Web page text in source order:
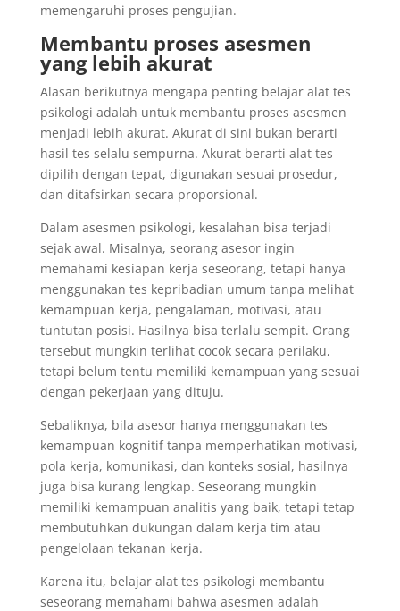
memengaruhi proses pengujian.
Membantu proses asesmen
yang lebih akurat
Alasan berikutnya mengapa penting belajar alat tes
psikologi adalah untuk membantu proses asesmen
menjadi lebih akurat. Akurat di sini bukan berarti
hasil tes selalu sempurna. Akurat berarti alat tes
dipilih dengan tepat, digunakan sesuai prosedur,
dan ditafsirkan secara proporsional.
Dalam asesmen psikologi, kesalahan bisa terjadi
sejak awal. Misalnya, seorang asesor ingin
memahami kesiapan kerja seseorang, tetapi hanya
menggunakan tes kepribadian umum tanpa melihat
kemampuan kerja, pengalaman, motivasi, atau
tuntutan posisi. Hasilnya bisa terlalu sempit. Orang
tersebut mungkin terlihat cocok secara perilaku,
tetapi belum tentu memiliki kemampuan yang sesuai
dengan pekerjaan yang dituju.
Sebaliknya, bila asesor hanya menggunakan tes
kemampuan kognitif tanpa memperhatikan motivasi,
pola kerja, komunikasi, dan konteks sosial, hasilnya
juga bisa kurang lengkap. Seseorang mungkin
memiliki kemampuan analitis yang baik, tetapi tetap
membutuhkan dukungan dalam kerja tim atau
pengelolaan tekanan kerja.
Karena itu, belajar alat tes psikologi membantu
seseorang memahami bahwa asesmen adalah